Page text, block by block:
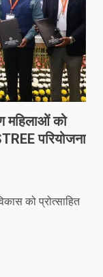
महिलाओं को
परियोजना
को प्रोत्साहित